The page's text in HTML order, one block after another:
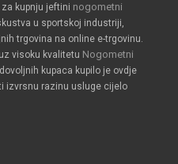
kupnju jeftini nogometni
u sportskoj industriji,
trgovina na online e-trgovinu.
visoku kvalitetu Nogometni
kupaca kupilo je ovdje
izvrsnu razinu usluge cijelo